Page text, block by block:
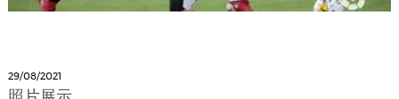
29/08/2021